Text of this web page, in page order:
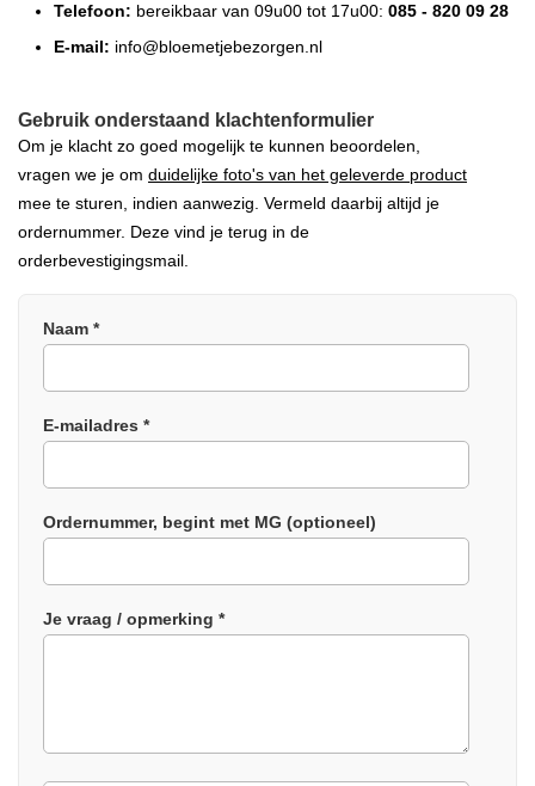
Telefoon: bereikbaar van 09u00 tot 17u00: 085 - 820 09 28
E-mail: info@bloemetjebezorgen.nl
Gebruik onderstaand klachtenformulier
Om je klacht zo goed mogelijk te kunnen beoordelen,
vragen we je om duidelijke foto's van het geleverde product
mee te sturen, indien aanwezig. Vermeld daarbij altijd je
ordernummer. Deze vind je terug in de
orderbevestigingsmail.
Naam *
E-mailadres *
Ordernummer, begint met MG (optioneel)
Je vraag / opmerking *